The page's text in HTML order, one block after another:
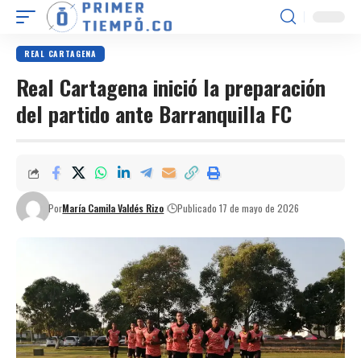
REAL CARTAGENA
Real Cartagena inició la preparación
del partido ante Barranquilla FC
PorMaría Camila Valdés Rizo Publicado 17 de mayo de 2026